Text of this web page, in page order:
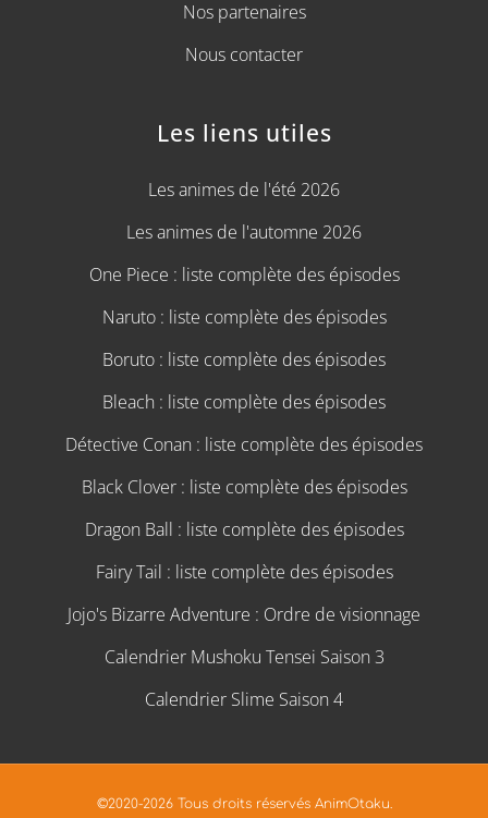
Nos partenaires
Nous contacter
Les liens utiles
Les animes de l'été 2026
Les animes de l'automne 2026
One Piece : liste complète des épisodes
Naruto : liste complète des épisodes
Boruto : liste complète des épisodes
Bleach : liste complète des épisodes
Détective Conan : liste complète des épisodes
Black Clover : liste complète des épisodes
Dragon Ball : liste complète des épisodes
Fairy Tail : liste complète des épisodes
Jojo's Bizarre Adventure : Ordre de visionnage
Calendrier Mushoku Tensei Saison 3
Calendrier Slime Saison 4
©2020-2026 Tous droits réservés AnimOtaku.